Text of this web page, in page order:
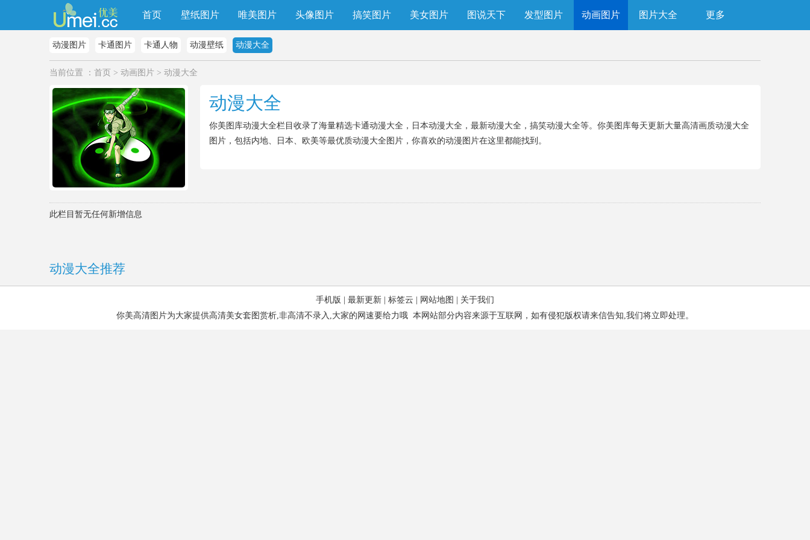
首页 壁纸图片 唯美图片 头像图片 搞笑图片 美女图片 图说天下 发型图片 动画图片 图片大全 更多
动漫图片 卡通图片 卡通人物 动漫壁纸 动漫大全
当前位置 ： 首页 > 动画图片 > 动漫大全
动漫大全
你美图库动漫大全栏目收录了海量精选卡通动漫大全，日本动漫大全，最新动漫大全，搞笑动漫大全等。你美图库每天更新大量高清画质动漫大全
图片，包括内地、日本、欧美等最优质动漫大全图片，你喜欢的动漫图片在这里都能找到。
此栏目暂无任何新增信息
动漫大全推荐
手机版 最新更新 标签云 网站地图
关于我们
你美高清图片为大家提供高清美女套图赏析,非高清不录入,大家的网速要给力哦 本网站部分内容来源于互联网，如有侵犯版权请来信告知,我们将立即处理。